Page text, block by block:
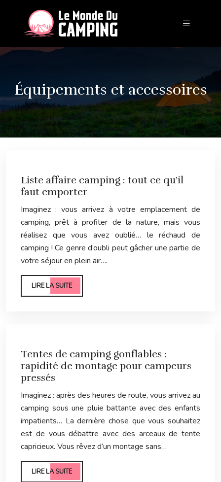
Équipements et accessoires
Liste affaire camping : tout ce qu’il
faut emporter
Imaginez : vous arrivez à votre emplacement de
camping, prêt à profiter de la nature, mais vous
réalisez que vous avez oublié… le réchaud de
camping ! Ce genre d’oubli peut gâcher une partie de
votre séjour en plein air….
LIRE LA SUITE
Tentes de camping gonflables :
rapidité de montage pour campeurs
pressés
Imaginez : après des heures de route, vous arrivez au
camping sous une pluie battante avec des enfants
impatients… La dernière chose que vous souhaitez
est de vous débattre avec des arceaux de tente
capricieux. Vous rêvez d’un montage sans…
LIRE LA SUITE